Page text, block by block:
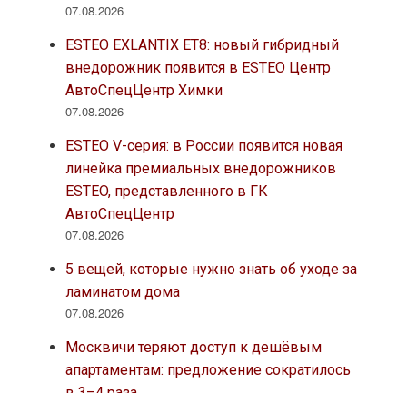
07.08.2026
ESTEO EXLANTIX ET8: новый гибридный
внедорожник появится в ESTEO Центр
АвтоСпецЦентр Химки
07.08.2026
ESTEO V-серия: в России появится новая
линейка премиальных внедорожников
ESTEO, представленного в ГК
АвтоСпецЦентр
07.08.2026
5 вещей, которые нужно знать об уходе за
ламинатом дома
07.08.2026
Москвичи теряют доступ к дешёвым
апартаментам: предложение сократилось